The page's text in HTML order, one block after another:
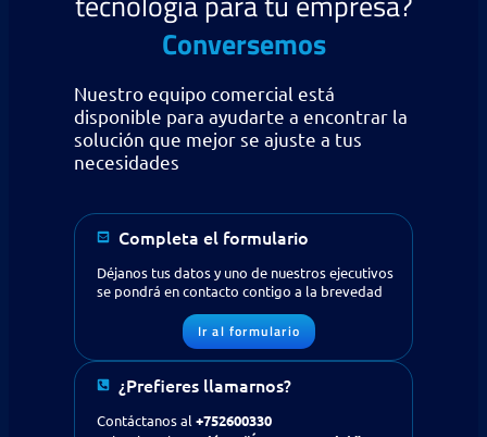
Conversemos
Nuestro equipo comercial está
disponible para ayudarte a encontrar la
solución que mejor se ajuste a tus
necesidades
Completa el formulario
Déjanos tus datos y uno de nuestros ejecutivos
se pondrá en contacto contigo a la brevedad
Ir al formulario
¿Prefieres llamarnos?
Contáctanos al +752600330
¿Buscas apoyo en tecnología
para tu empresa?Contáctanos
Solicitud de contacto